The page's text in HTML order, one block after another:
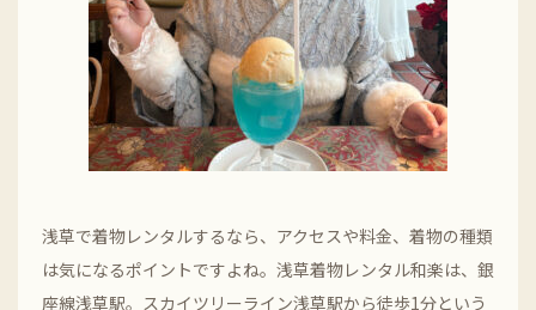
浅草で着物レンタルするなら、アクセスや料金、着物の種類
は気になるポイントですよね。浅草着物レンタル和楽は、銀
座線浅草駅。スカイツリーライン浅草駅から徒歩1分という